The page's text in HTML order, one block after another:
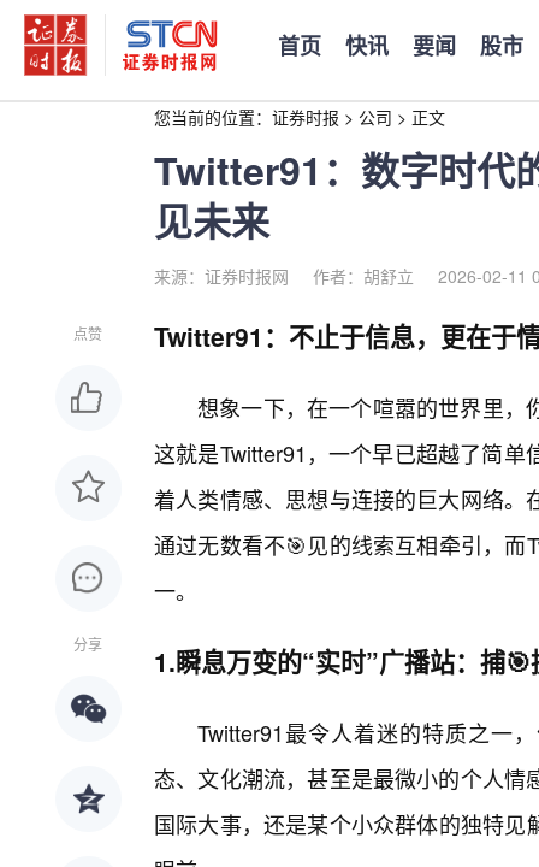
首页 快讯 要闻 股市
您当前的位置： 证券时报 > 公司 > 正文
Twitter91：数字时代
见未来
来源：证券时报网 作者：胡舒立 2026-02-11
点赞
分享
Twitter91：不止于信息，更在于
想象一下，在一个喧嚣的世界里，
这就是Twitter91，一个早已超越了简
着人类情感、思想与连接的巨大网络
通过无数看不🎯见的线索互相牵引，
一。
1.瞬息万变的“实时”广播站：捕
Twitter91最令人着迷的特质之一
态、文化潮流，甚至是最微小的个人
国际大事，还是某个小众群体的独特